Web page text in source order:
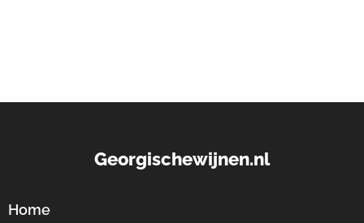
Georgischewijnen.nl
Home